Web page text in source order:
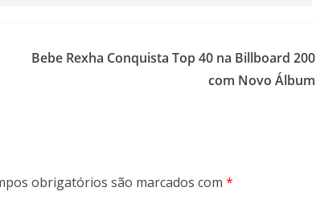
Bebe Rexha Conquista Top 40 na Billboard 200
com Novo Álbum
obrigatórios são marcados com *